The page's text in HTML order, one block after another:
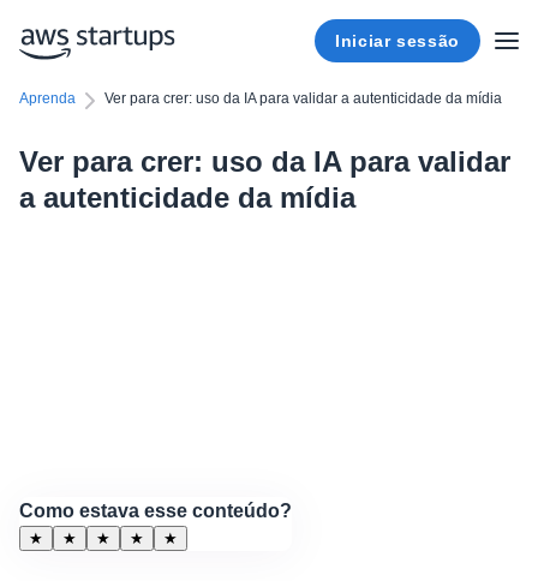
Iniciar sessão
Aprenda Ver para crer: uso da IA para validar a autenticidade da mídia
Ver para crer: uso da IA para validar
a autenticidade da mídia
Como estava esse conteúdo?
★ ★ ★ ★ ★